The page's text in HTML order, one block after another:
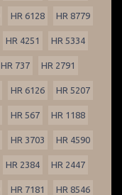
HR 6128 HR 8779
HR 4251 HR 5334
HR 737 HR 2791
HR 6126 HR 5207
HR 567 HR 1188
HR 3703 HR 4590
HR 2384 HR 2447
HR 7181 HR 8546